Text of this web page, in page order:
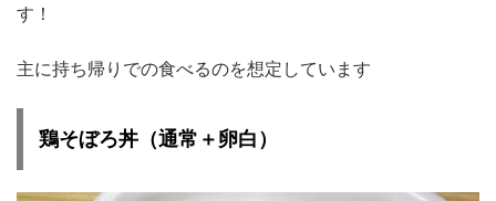
す！
主に持ち帰りでの食べるのを想定しています
鶏そぼろ丼（通常＋卵白）